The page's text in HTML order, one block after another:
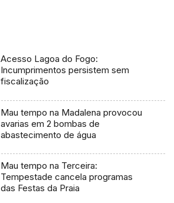
Acesso Lagoa do Fogo:
Incumprimentos persistem sem
fiscalização
Mau tempo na Madalena provocou
avarias em 2 bombas de
abastecimento de água
Mau tempo na Terceira:
Tempestade cancela programas
das Festas da Praia